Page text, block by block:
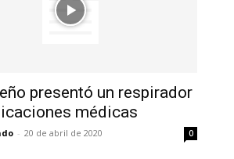
presentó un respirador
médicas
- 20 de abril de 2020 0